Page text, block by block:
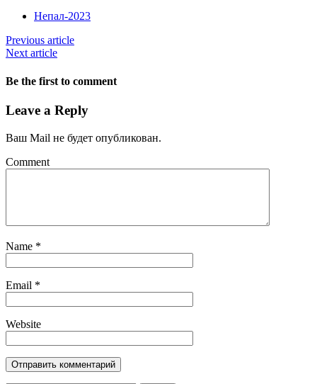
Непал-2023
Previous article
Next article
Be the first to comment
Leave a Reply
Ваш Mail не будет опубликован.
Comment
Name *
Email *
Website